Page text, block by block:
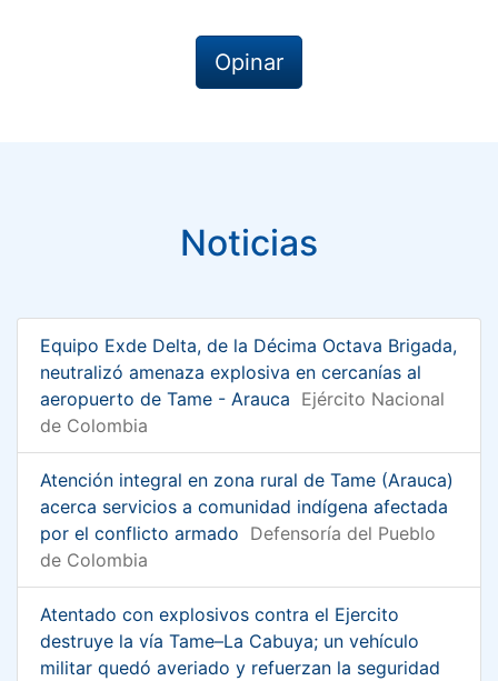
Opinar
Noticias
Equipo Exde Delta, de la Décima Octava Brigada,
neutralizó amenaza explosiva en cercanías al
aeropuerto de Tame - Arauca Ejército Nacional
de Colombia
Atención integral en zona rural de Tame (Arauca)
acerca servicios a comunidad indígena afectada
por el conflicto armado Defensoría del Pueblo
de Colombia
Atentado con explosivos contra el Ejercito
destruye la vía Tame–La Cabuya; un vehículo
militar quedó averiado y refuerzan la seguridad